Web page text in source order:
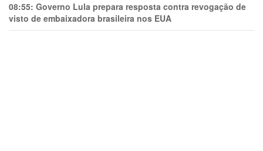
08:55: Governo Lula prepara resposta contra revogação de
visto de embaixadora brasileira nos EUA